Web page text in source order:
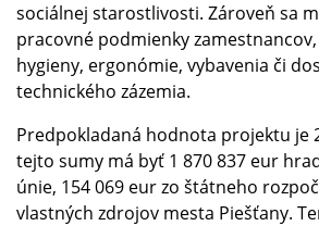
sociálnej starostlivosti. Zároveň sa
pracovné podmienky
hygieny, ergonómie, vybavenia či
technického zázemia.
Predpokladaná hodnota projektu je
tejto sumy má byť 1 870 837 eur
únie, 154 069 eur zo štátneho
vlastných zdrojov mesta Piešťany.